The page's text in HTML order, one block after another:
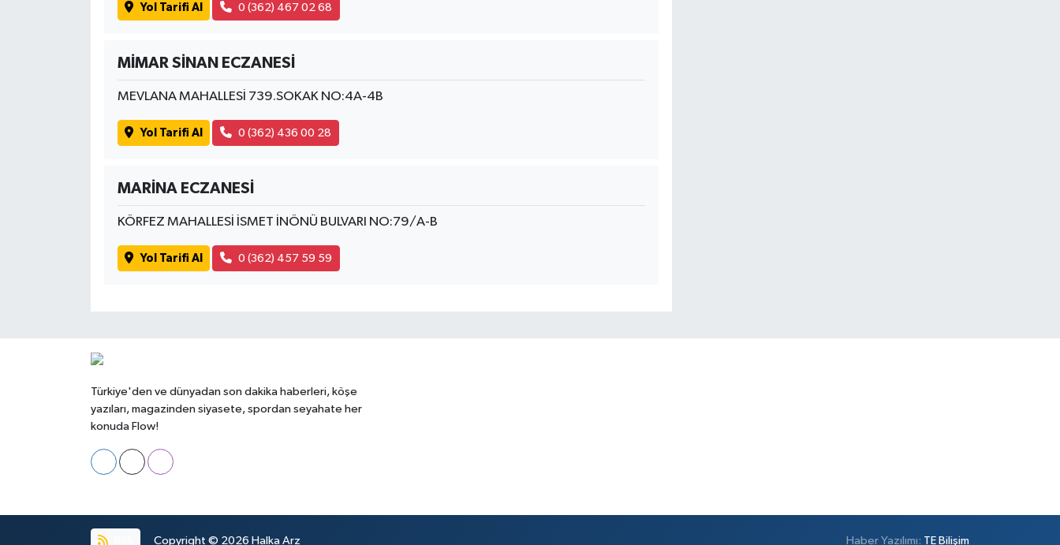
Yol Tarifi Al 0 (362) 467 02 68
MİMAR SİNAN ECZANESİ
MEVLANA MAHALLESİ 739.SOKAK NO:4A-4B
Yol Tarifi Al 0 (362) 436 00 28
MARİNA ECZANESİ
KÖRFEZ MAHALLESİ İSMET İNÖNÜ BULVARI NO:79/A-B
Yol Tarifi Al 0 (362) 457 59 59
Türkiye'den ve dünyadan son dakika haberleri, köşe
yazıları, magazinden siyasete, spordan seyahate her
konuda Flow!
Copyright © 2026 Halka Arz Haber Yazılımı: TE Bilişim